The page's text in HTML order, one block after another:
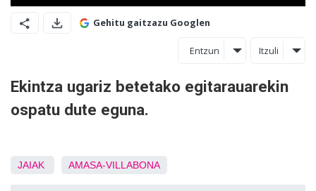
Gehitu gaitzazu Googlen
Entzun Itzuli
Ekintza ugariz betetako egitarauarekin
ospatu dute eguna.
JAIAK AMASA-VILLABONA